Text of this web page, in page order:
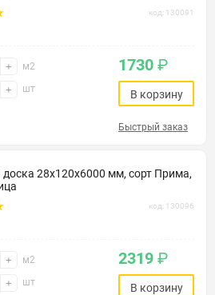
код: 130091
+ м2
+ шт
1730 ₽
В корзину
Быстрый заказ
28х120х6000 мм, сорт Прима,
код: 130096
+ м2
+ шт
2319 ₽
В корзину